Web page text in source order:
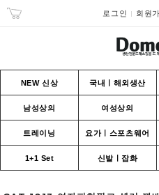
로그인 회원
NEW 신상 국내ㅣ해외생산
남성상의 여성상의
트레이닝 요가ㅣ스포츠웨어
1+1 Set 신발ㅣ잡화